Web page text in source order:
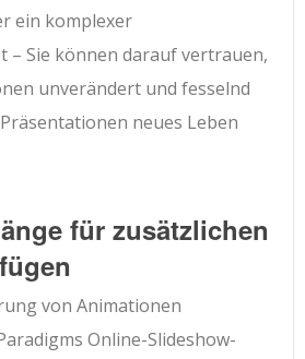
ein komplexer
– Sie können darauf vertrauen,
unverändert und fesselnd
neues Leben
für zusätzlichen
von Animationen
Online-Slideshow-